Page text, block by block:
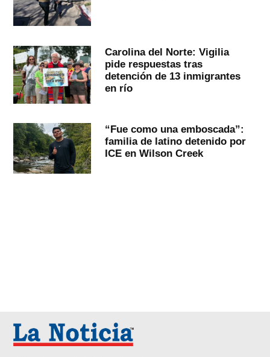
Carolina del Norte: Vigilia
pide respuestas tras
detención de 13 inmigrantes
en río
“Fue como una emboscada”:
familia de latino detenido por
ICE en Wilson Creek